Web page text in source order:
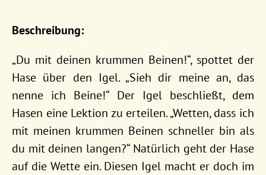
Beschreibung:
„Du mit deinen krummen Beinen!“, spottet der
Hase über den Igel. „Sieh dir meine an, das
nenne ich Beine!“ Der Igel beschließt, dem
Hasen eine Lektion zu erteilen. „Wetten, dass ich
mit meinen krummen Beinen schneller bin als
du mit deinen langen?“ Natürlich geht der Hase
auf die Wette ein. Diesen Igel macht er doch im